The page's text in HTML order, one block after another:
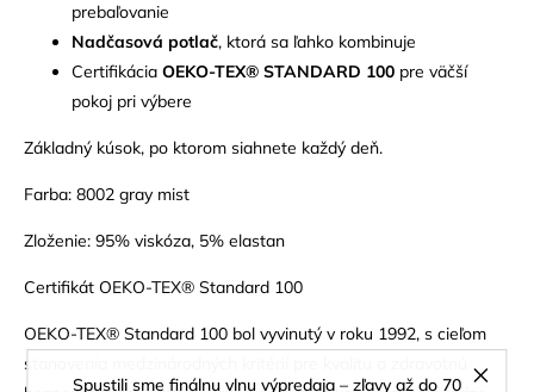
Spustili sme finálnu vlnu výpredaja – zľavy až do 70
prebaľovanie
Nadčasová potlač, ktorá sa ľahko kombinuje
Certifikácia OEKO-TEX® STANDARD 100 pre väčší
pokoj pri výbere
Základný kúsok, po ktorom siahnete každý deň.
Farba: 8002 gray mist
Zloženie: 95% viskóza, 5% elastan
Certifikát OEKO-TEX® Standard 100
OEKO-TEX® Standard 100 bol vyvinutý v roku 1992, s cieľom
stanovenia medzinárodných kritérií pre kvalitu a zdravotnú